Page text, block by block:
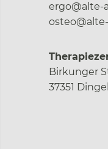
ergo@alte-
Birkunger
37351